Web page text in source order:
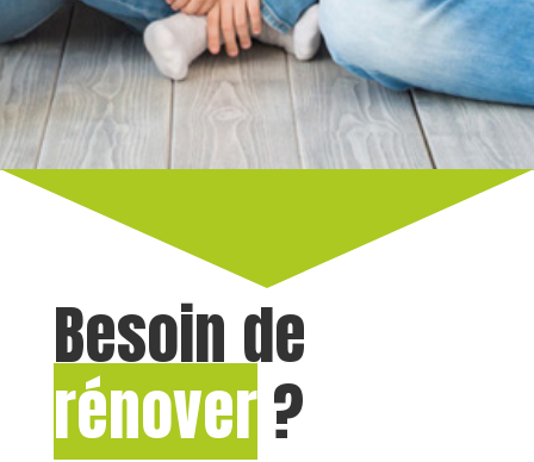
Besoin de
rénover?